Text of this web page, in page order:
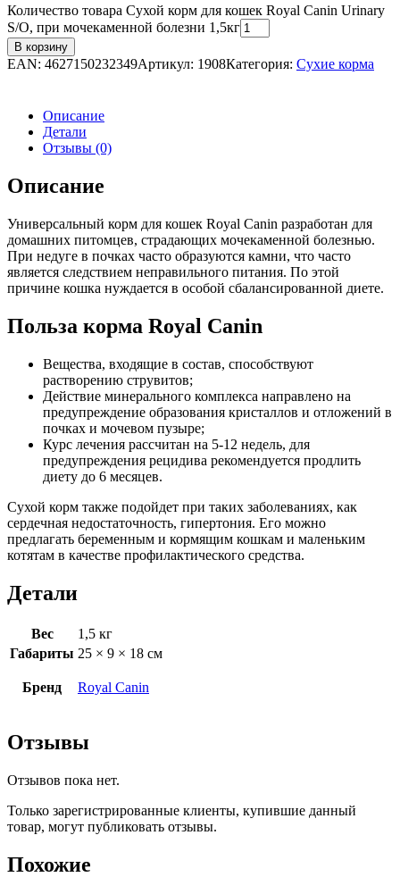
Количество товара Сухой корм для кошек Royal Canin Urinary
S/O, при мочекаменной болезни 1,5кг
В корзину
EAN: 4627150232349Артикул: 1908Категория: Сухие корма
Описание
Детали
Отзывы (0)
Описание
Универсальный корм для кошек Royal Canin разработан для
домашних питомцев, страдающих мочекаменной болезнью.
При недуге в почках часто образуются камни, что часто
является следствием неправильного питания. По этой
причине кошка нуждается в особой сбалансированной диете.
Польза корма Royal Canin
Вещества, входящие в состав, способствуют
растворению струвитов;
Действие минерального комплекса направлено на
предупреждение образования кристаллов и отложений в
почках и мочевом пузыре;
Курс лечения рассчитан на 5-12 недель, для
предупреждения рецидива рекомендуется продлить
диету до 6 месяцев.
Сухой корм также подойдет при таких заболеваниях, как
сердечная недостаточность, гипертония. Его можно
предлагать беременным и кормящим кошкам и маленьким
котятам в качестве профилактического средства.
Детали
Вес
1,5 кг
Габариты 25 × 9 × 18 см
Бренд Royal Canin
Отзывы
Отзывов пока нет.
Только зарегистрированные клиенты, купившие данный
товар, могут публиковать отзывы.
Похожие